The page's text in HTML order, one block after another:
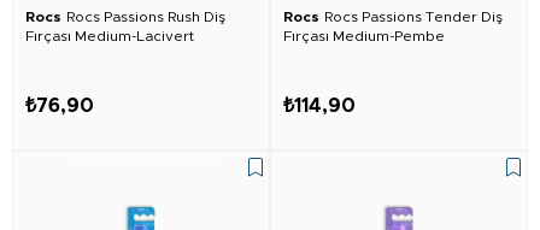
Rocs Rocs Passions Rush Diş
Fırçası Medium-Lacivert
₺76,90
Rocs Rocs Passions Tender Diş
Fırçası Medium-Pembe
₺114,90